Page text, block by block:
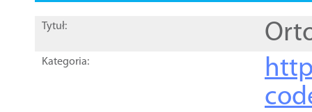
Tytuł:
Kategoria: